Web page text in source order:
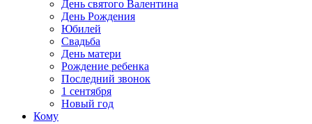
День святого Валентина
День Рождения
Юбилей
Свадьба
День матери
Рождение ребенка
Последний звонок
1 сентября
Новый год
Кому